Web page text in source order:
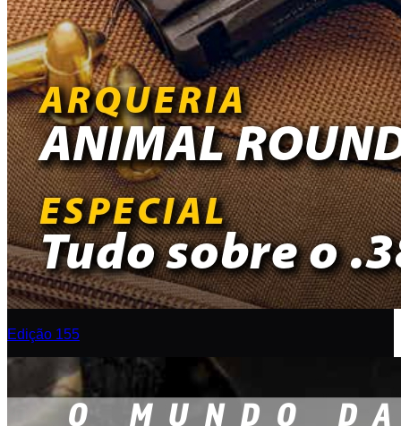
Edição 155